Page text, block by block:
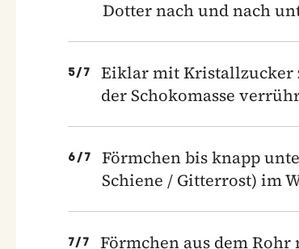
Dotter nach und nach
5/7
Eiklar mit Kristallzucker
der Schokomasse
6/7
Förmchen bis knapp
Schiene / Gitterrost) im
7/7
Förmchen aus dem